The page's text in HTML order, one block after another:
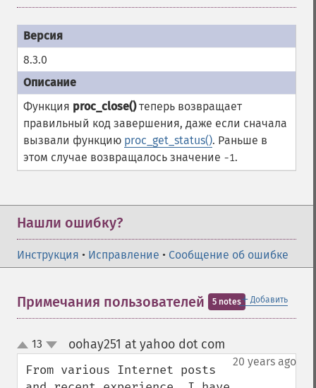
8.3.0
Функция proc_close()теперь возвращает
правильный код завершения, даже если сначала
вызвали функцию proc_get_status(). Раньше в
этом случае возвращалось значение -1.
Нашли ошибку?
Инструкция • Исправление • Сообщение об ошибке
＋ Добавить
Примечания пользователей 5 notes
up
down
13 oohay251 at yahoo dot com
20 years ago
From various Internet posts